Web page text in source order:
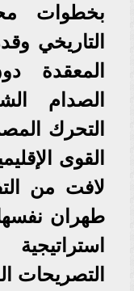
بخطوات
التاريخي
المعقدة
الصدام
التحرك
القوى
لافت من
طهران
التصريحات